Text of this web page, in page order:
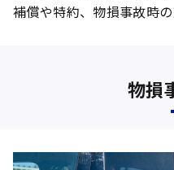
補償や特約、物損事故時
物損